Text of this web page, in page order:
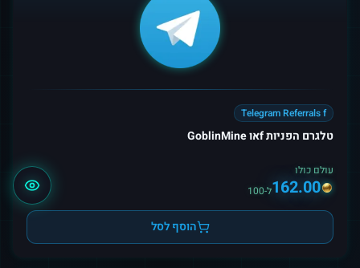
Telegram Referrals f
טלגרם הפניות fאו GoblinMine
עולם כולו
162.00ל-100
הוסף לסל